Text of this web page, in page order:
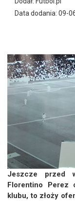
Data dodania: 09-
Jeszcze przed
Florentino Perez
klubu, to złoży